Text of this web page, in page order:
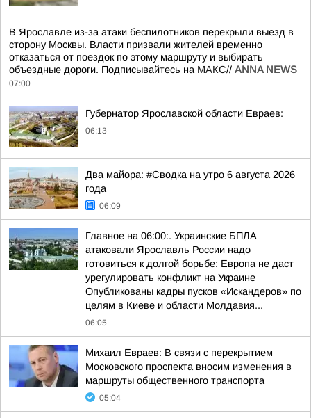
В Ярославле из-за атаки беспилотников перекрыли выезд в
сторону Москвы. Власти призвали жителей временно
отказаться от поездок по этому маршруту и выбирать
объездные дороги. Подписывайтесь на МАКС// ANNA NEWS
07:00
Губернатор Ярославской области Евраев:
06:13
Два майора: #Сводка на утро 6 августа 2026
года
06:09
Главное на 06:00:. Украинские БПЛА
атаковали Ярославль России надо
готовиться к долгой борьбе: Европа не даст
урегулировать конфликт на Украине
Опубликованы кадры пусков «Искандеров» по
целям в Киеве и области Молдавия...
06:05
Михаил Евраев: В связи с перекрытием
Московского проспекта вносим изменения в
маршруты общественного транспорта
05:04